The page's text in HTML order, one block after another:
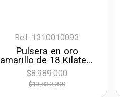
Ref. 1310010093
Pulsera en oro
amarillo de 18 Kilates,
19 cm. de largo, 9
mm. de ancho
$8.989.000
$13.830.000